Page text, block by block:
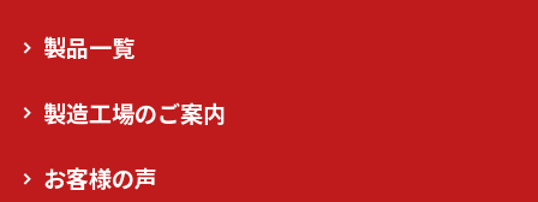
製品一覧
製造工場のご案内
お客様の声